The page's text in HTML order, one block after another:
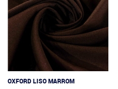
OXFORD LISO MARROM